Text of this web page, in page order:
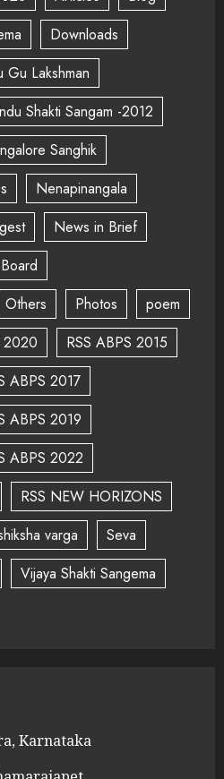
Downloads
Gu Lakshman
Shakti Sangam -2012
Sanghik
Nenapinangala
News in Brief
Others Photos
poem
2020
RSS ABPS 2015
ABPS 2017
ABPS 2019
ABPS 2022
RSS NEW HORIZONS
varga
Seva
Vijaya Shakti Sangema
Karnataka